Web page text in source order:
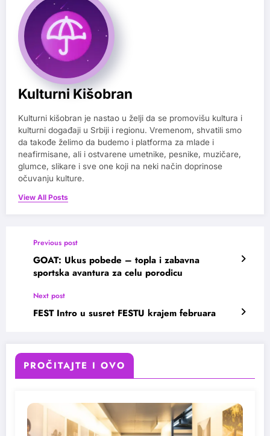
Kulturni Kišobran
Kulturni kišobran je nastao u želji da se promovišu kultura i
kulturni događaji u Srbiji i regionu. Vremenom, shvatili smo
da takođe želimo da budemo i platforma za mlade i
neafirmisane, ali i ostvarene umetnike, pesnike, muzičare,
glumce, slikare i sve one koji na neki način doprinose
očuvanju kulture.
View All Posts
Previous post
GOAT: Ukus pobede – topla i zabavna
sportska avantura za celu porodicu
Next post
FEST Intro u susret FESTU krajem februara
PROČITAJTE I OVO